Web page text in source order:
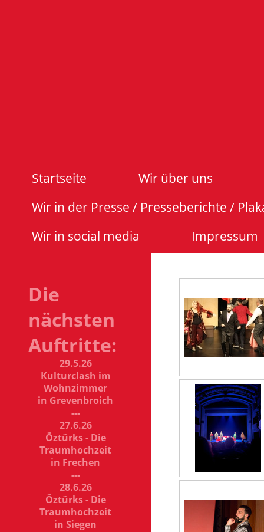
Startseite
Wir über uns
Wir in der Presse / Presseberichte /
Wir in social media
Impressum
Die
nächsten
Auftritte:
29.5.26
Kulturclash im
Wohnzimmer
in Grevenbroich
---
27.6.26
Öztürks - Die
Traumhochzeit
in Frechen
---
28.6.26
Öztürks - Die
Traumhochzeit
in Siegen